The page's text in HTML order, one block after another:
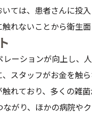
ては、患者さんに投
れないことから衛生
ーションが向上し、
スタッフがお金を触
れており、多くの雑
がり、ほかの病院や